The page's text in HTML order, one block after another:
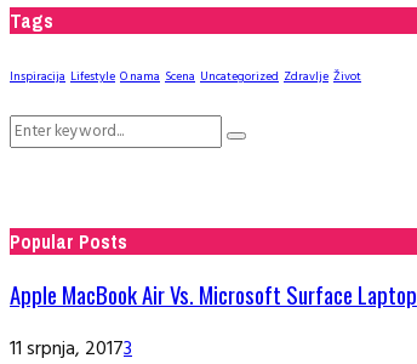
Tags
Inspiracija Lifestyle O nama Scena Uncategorized Zdravlje Život
Search
Search
Popular Posts
Apple MacBook Air Vs. Microsoft Surface Laptop
11 srpnja, 20173